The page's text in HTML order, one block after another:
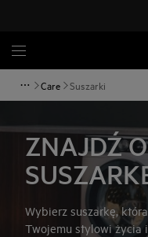
Care Suszarki
ZNAJDŹ
Wybierz suszarkę,
Twojemu stylowi życia